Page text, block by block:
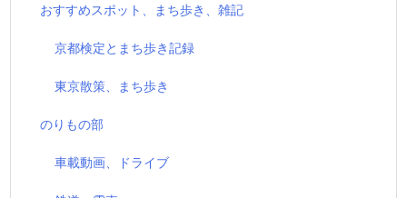
おすすめスポット、まち歩き、雑記
京都検定とまち歩き記録
東京散策、まち歩き
のりもの部
車載動画、ドライブ